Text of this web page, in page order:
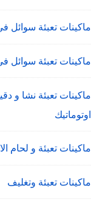
ماكينات تعبئة سوائل
ماكينات تعبئة سوائل
ماكينات تعبئة نشا و
اوتوماتيك
ماكينات تعبئة و لحام
ماكينات تعبئة وتغليف